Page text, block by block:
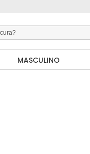
MASCULINO